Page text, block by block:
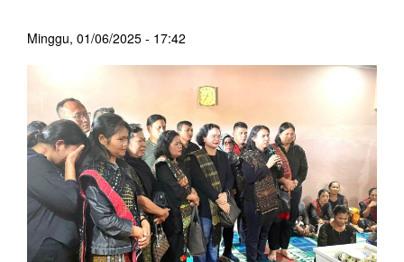
Minggu, 01/06/2025 - 17:42